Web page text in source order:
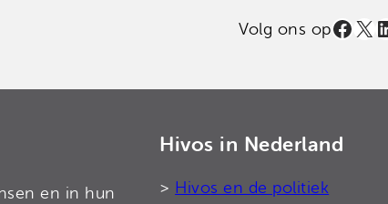
Volg ons op X
en in hun
Hivos in Nederland
> Hivos en de politiek